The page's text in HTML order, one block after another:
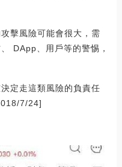
擊風險可能會很大，需
DApp、用戶等的警惕，
定走這類風險的負責任
7/24]